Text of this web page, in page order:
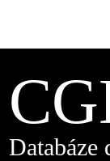
Databáze